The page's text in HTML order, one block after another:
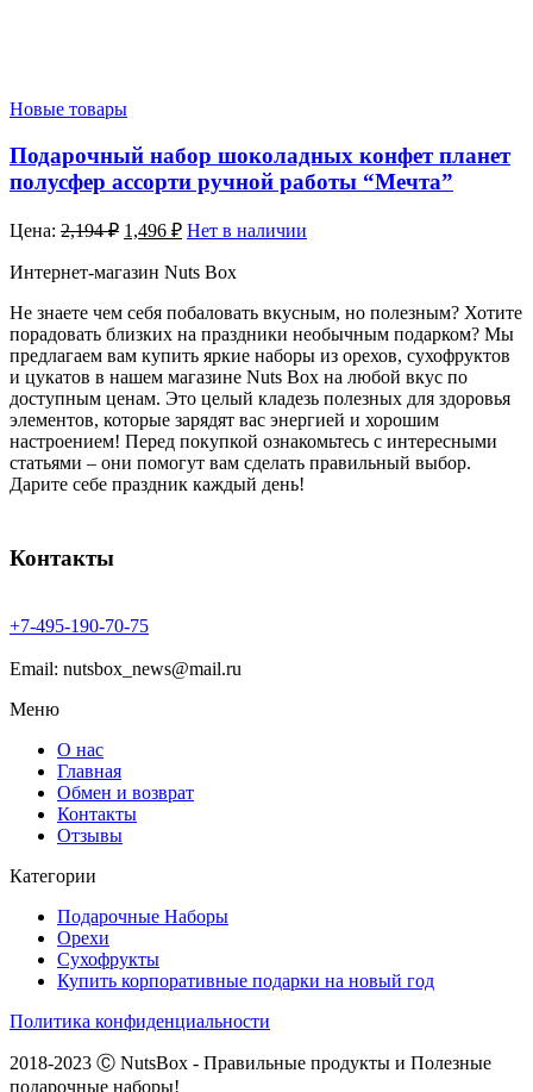
Новые товары
Подарочный набор шоколадных конфет планет
полусфер ассорти ручной работы “Мечта”
Цена: 2,194₽ 1,496 ₽ Нет в наличии
Интернет-магазин Nuts Box
Не знаете чем себя побаловать вкусным, но полезным? Хотите
порадовать близких на праздники необычным подарком? Мы
предлагаем вам купить яркие наборы из орехов, сухофруктов
и цукатов в нашем магазине Nuts Box на любой вкус по
доступным ценам. Это целый кладезь полезных для здоровья
элементов, которые зарядят вас энергией и хорошим
настроением! Перед покупкой ознакомьтесь с интересными
статьями – они помогут вам сделать правильный выбор.
Дарите себе праздник каждый день!
Контакты
+7-495-190-70-75
Email: nutsbox_news@mail.ru
Меню
О нас
Главная
Обмен и возврат
Контакты
Отзывы
Категории
Подарочные Наборы
Орехи
Сухофрукты
Купить корпоративные подарки на новый год
Политика конфиденциальности
2018-2023 Ⓒ NutsBox - Правильные продукты и Полезные
подарочные наборы!